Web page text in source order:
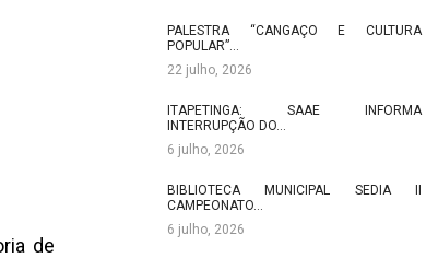
de
PALESTRA “CANGAÇO E CULTURA
POPULAR”…
22 julho, 2026
ITAPETINGA: SAAE INFORMA
INTERRUPÇÃO DO…
6 julho, 2026
BIBLIOTECA MUNICIPAL SEDIA II
CAMPEONATO…
6 julho, 2026